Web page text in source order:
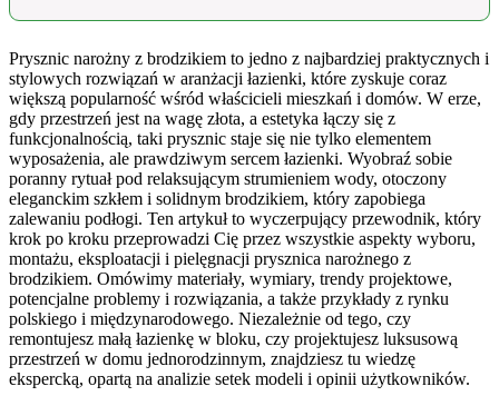
Prysznic narożny z brodzikiem to jedno z najbardziej praktycznych i
stylowych rozwiązań w aranżacji łazienki, które zyskuje coraz
większą popularność wśród właścicieli mieszkań i domów. W erze,
gdy przestrzeń jest na wagę złota, a estetyka łączy się z
funkcjonalnością, taki prysznic staje się nie tylko elementem
wyposażenia, ale prawdziwym sercem łazienki. Wyobraź sobie
poranny rytuał pod relaksującym strumieniem wody, otoczony
eleganckim szkłem i solidnym brodzikiem, który zapobiega
zalewaniu podłogi. Ten artykuł to wyczerpujący przewodnik, który
krok po kroku przeprowadzi Cię przez wszystkie aspekty wyboru,
montażu, eksploatacji i pielęgnacji prysznica narożnego z
brodzikiem. Omówimy materiały, wymiary, trendy projektowe,
potencjalne problemy i rozwiązania, a także przykłady z rynku
polskiego i międzynarodowego. Niezależnie od tego, czy
remontujesz małą łazienkę w bloku, czy projektujesz luksusową
przestrzeń w domu jednorodzinnym, znajdziesz tu wiedzę
ekspercką, opartą na analizie setek modeli i opinii użytkowników.